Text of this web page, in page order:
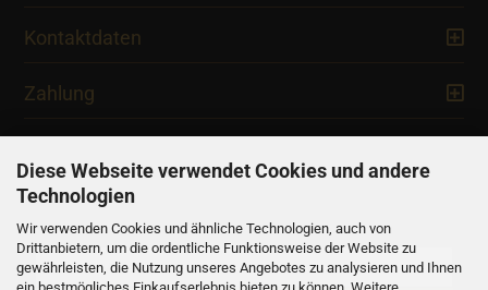
Diese Webseite verwendet Cookies und andere
Technologien
Wir verwenden Cookies und ähnliche Technologien, auch von
Drittanbietern, um die ordentliche Funktionsweise der Website zu
gewährleisten, die Nutzung unseres Angebotes zu analysieren und Ihnen
Kontaktdaten
Zahlung
Newsletter